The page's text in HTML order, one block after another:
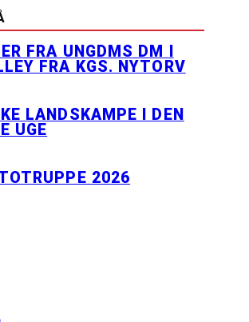
FRA UNGDMS DM I
FRA KGS. NYTORV
LANDSKAMPE I DEN
UGE
2026